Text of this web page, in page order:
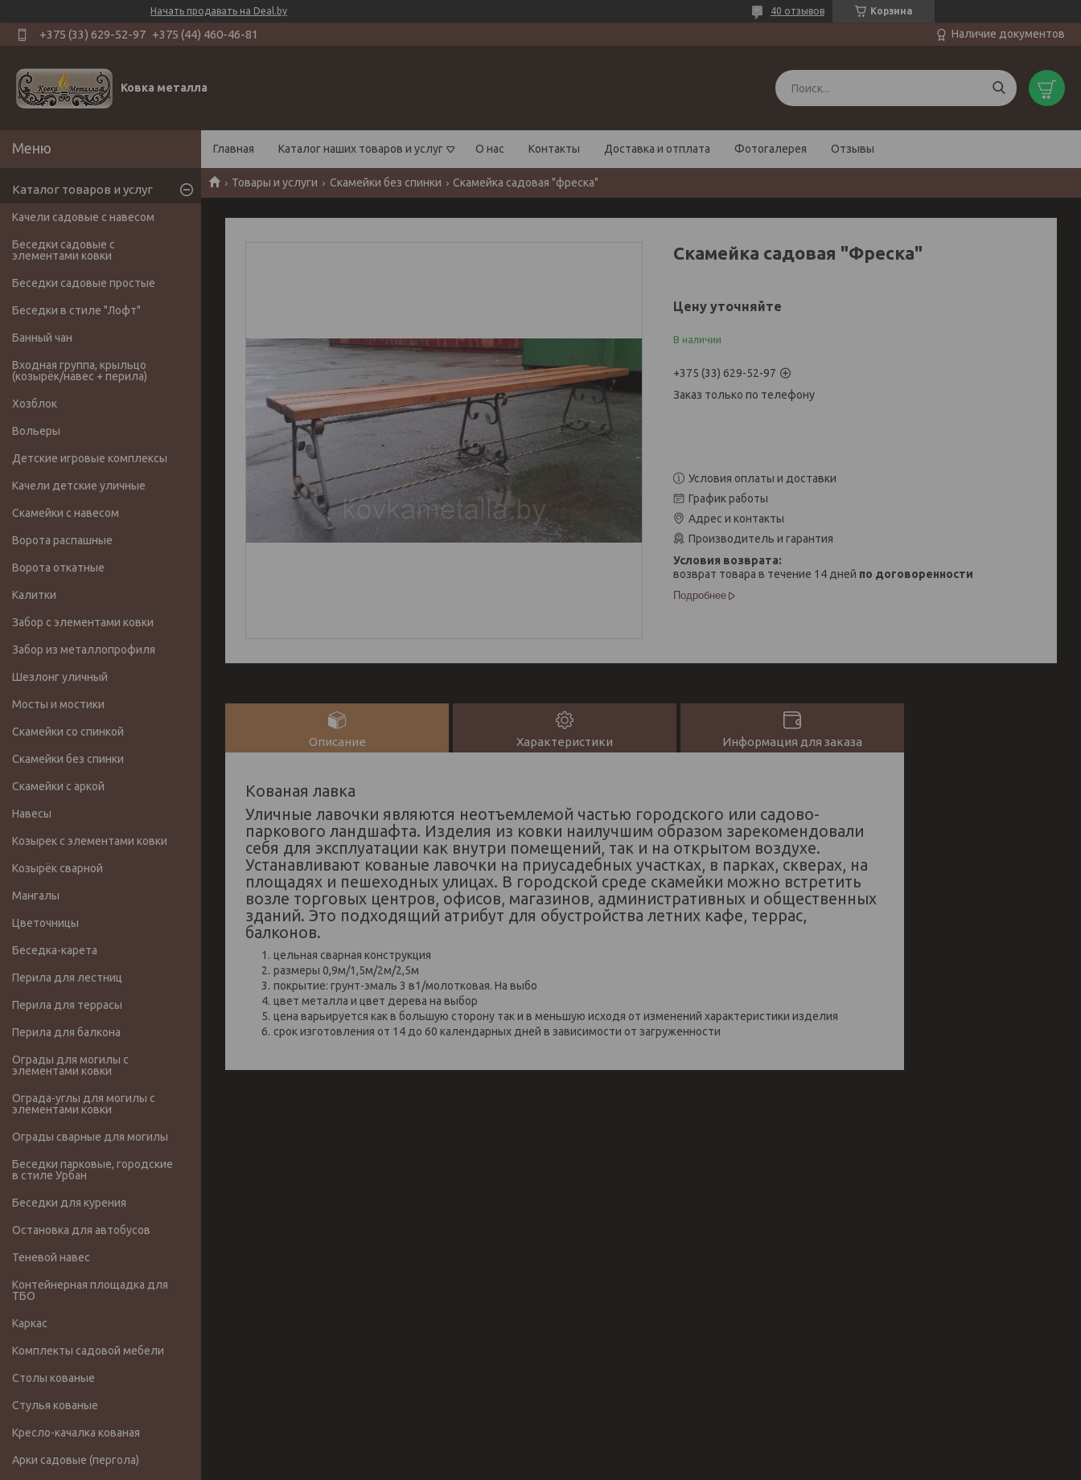
Начать продавать на Deal.by Корзина
40 отзывов
+375 (33) 629-52-97 +375 (44) 460-46-81 Наличие документов
Ковка металла
Главная Каталог наших товаров и услуг О нас Контакты Доставка и отплата Фотогалерея Отзывы
Товары и услуги Скамейки без спинки Скамейка садовая "фреска"
Скамейка садовая "Фреска"
Цену уточняйте
В наличии
+375 (33) 629-52-97
Заказ только по телефону
Условия оплаты и доставки
График работы
Адрес и контакты
Производитель и гарантия
возврат товара в течение 14 дней по договоренности
Подробнее
Описание Характеристики Информация для заказа
Кованая лавка
Уличные лавочки являются неотъемлемой частью городского или садово-
паркового ландшафта. Изделия из ковки наилучшим образом зарекомендовали
себя для эксплуатации как внутри помещений, так и на открытом воздухе.
Устанавливают кованые лавочки на приусадебных участках, в парках, скверах, на
площадях и пешеходных улицах. В городской среде скамейки можно встретить
возле торговых центров, офисов, магазинов, административных и общественных
зданий. Это подходящий атрибут для обустройства летних кафе, террас,
балконов.
цельная сварная конструкция
размеры 0,9м/1,5м/2м/2,5м
покрытие: грунт-эмаль 3 в1/молотковая. На выбо
цвет металла и цвет дерева на выбор
цена варьируется как в большую сторону так и в меньшую исходя от изменений характеристики изделия
срок изготовления от 14 до 60 календарных дней в зависимости от загруженности
Каталог товаров и услуг
Качели садовые с навесом
Беседки садовые с
элементами ковки
Беседки садовые простые
Беседки в стиле "Лофт"
Банный чан
Входная группа, крыльцо
(козырёк/навес + перила)
Хозблок
Вольеры
Детские игровые комплексы
Качели детские уличные
Скамейки с навесом
Ворота распашные
Ворота откатные
Калитки
Забор с элементами ковки
Забор из металлопрофиля
Шезлонг уличный
Мосты и мостики
Скамейки со спинкой
Скамейки без спинки
Скамейки с аркой
Навесы
Козырек с элементами ковки
Козырёк сварной
Мангалы
Цветочницы
Беседка-карета
Перила для лестниц
Перила для террасы
Перила для балкона
Ограды для могилы с
элементами ковки
Ограда-углы для могилы с
элементами ковки
Ограды сварные для могилы
Беседки парковые, городские
в стиле Урбан
Беседки для курения
Остановка для автобусов
Теневой навес
Контейнерная площадка для
ТБО
Каркас
Комплекты садовой мебели
Столы кованые
Стулья кованые
Кресло-качалка кованая
Арки садовые (пергола)